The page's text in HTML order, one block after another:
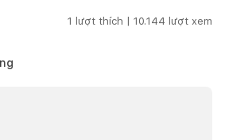
1 lượt thích | 10.144 lượt xem